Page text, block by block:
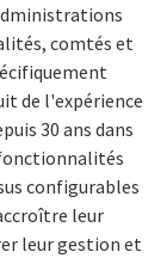
comtés et
de l'expérience
30 ans dans
configurables
leur
leur gestion et